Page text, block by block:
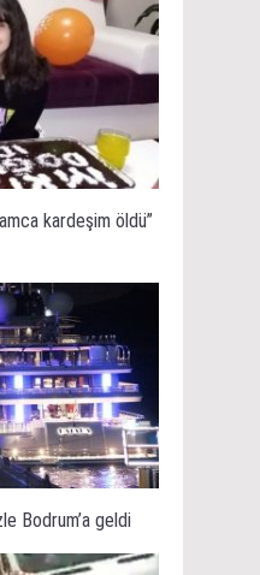
kardeşim öldü”
Bodrum’a geldi